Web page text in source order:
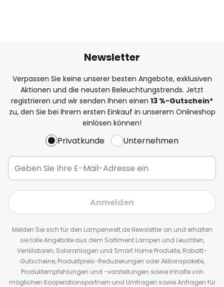
Newsletter
Verpassen Sie keine unserer besten Angebote, exklusiven
Aktionen und die neusten Beleuchtungstrends. Jetzt
registrieren und wir senden Ihnen einen 13 %-Gutschein*
zu, den Sie bei Ihrem ersten Einkauf in unserem Onlineshop
einlösen können!
Privatkunde Unternehmen
Anmelden
Melden Sie sich für den Lampenwelt.de Newsletter an und erhalten
sie tolle Angebote aus dem Sortiment Lampen und Leuchten,
Ventilatoren, Solaranlagen und Smart Home Produkte, Rabatt-
Gutscheine, Produktpreis-Reduzierungen oder Aktionspakete,
Produktempfehlungen und -vorstellungen sowie Inhalte von
möglichen Kooperationspartnern und Umfragen sowie Anfragen für